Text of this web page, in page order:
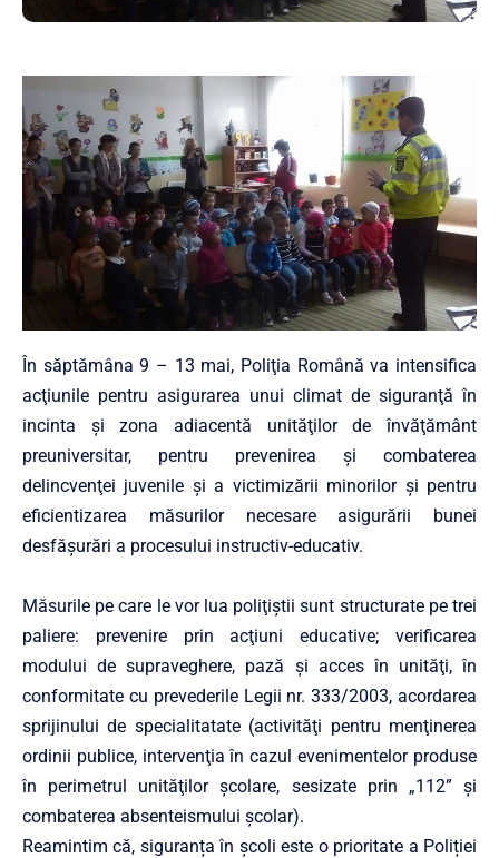
În săptămâna 9 – 13 mai, Poliţia Română va intensifica
acţiunile pentru asigurarea unui climat de siguranţă în
incinta şi zona adiacentă unităţilor de învăţământ
preuniversitar, pentru prevenirea şi combaterea
delincvenţei juvenile şi a victimizării minorilor și pentru
eficientizarea măsurilor necesare asigurării bunei
desfăşurări a procesului instructiv-educativ.
Măsurile pe care le vor lua poliţiştii sunt structurate pe trei
paliere: prevenire prin acţiuni educative; verificarea
modului de supraveghere, pază și acces în unităţi, în
conformitate cu prevederile Legii nr. 333/2003, acordarea
sprijinului de specialitatate (activităţi pentru menţinerea
ordinii publice, intervenţia în cazul evenimentelor produse
în perimetrul unităţilor şcolare, sesizate prin „112” şi
combaterea absenteismului şcolar).
Reamintim că, siguranța în școli este o prioritate a Poliției